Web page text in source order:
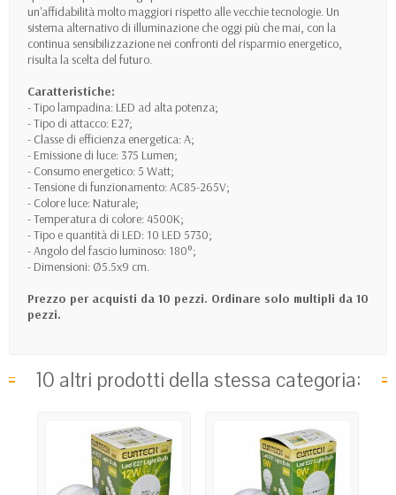
un'affidabilità molto maggiori rispetto alle vecchie tecnologie. Un
sistema alternativo di illuminazione che oggi più che mai, con la
continua sensibilizzazione nei confronti del risparmio energetico,
risulta la scelta del futuro.
Caratteristiche:
- Tipo lampadina: LED ad alta potenza;
- Tipo di attacco: E27;
- Classe di efficienza energetica: A;
- Emissione di luce: 375 Lumen;
- Consumo energetico: 5 Watt;
-Tensione di funzionamento: AC85-265V;
- Colore luce: Naturale;
-Temperatura di colore: 4500K;
- Tipo e quantità di LED: 10 LED 5730;
- Angolo del fascio luminoso: 180°;
- Dimensioni: Ø5.5x9 cm.
Prezzo per acquisti da 10 pezzi. Ordinare solo multipli da 10
pezzi.
10 altri prodotti della stessa categoria: